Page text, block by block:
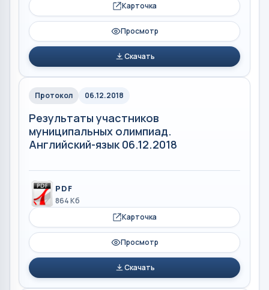
Карточка
Просмотр
Скачать
Протокол 06.12.2018
Результаты участников
муниципальных олимпиад.
Английский-язык 06.12.2018
PDF
864 Кб
Карточка
Просмотр
Скачать